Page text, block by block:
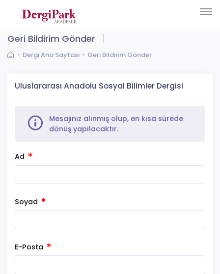
Geri Bildirim Gönder
Dergi Ana Sayfası Geri Bildirim Gönder
Uluslararası Anadolu Sosyal Bilimler Dergisi
Mesajınız alınmış olup, en kısa sürede
dönüş yapılacaktır.
Ad
Soyad
E-Posta